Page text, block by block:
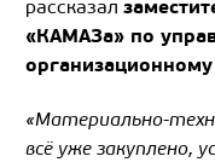
рассказал
«КАМАЗа» по
«Материально-
всё уже закуплено,